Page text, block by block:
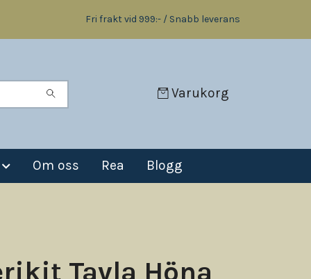
Fri frakt vid 999:- / Snabb leverans
Varukorg
Om oss Rea Blogg
Tavla Höna